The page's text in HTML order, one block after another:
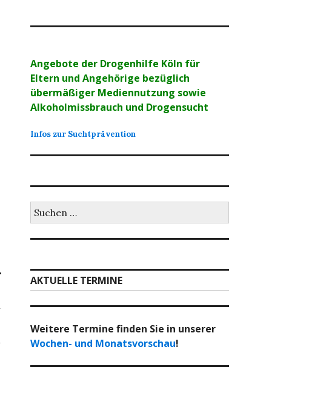
Angebote der Drogenhilfe Köln für
Eltern und Angehörige bezüglich
übermäßiger Mediennutzung sowie
Alkoholmissbrauch und Drogensucht
Infos zur Suchtprävention
nach:
AKTUELLE TERMINE
Weitere Termine finden Sie in unserer
Wochen- und Monatsvorschau!